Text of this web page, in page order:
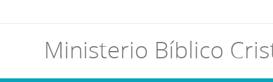
Ministerio Bíblico